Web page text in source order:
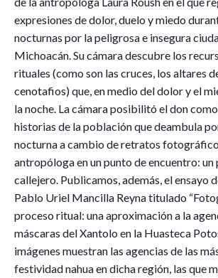
expresiones de dolor, duelo y miedo
nocturnas por la peligrosa e insegura
Michoacán. Su cámara descubre los
rituales (como son las cruces, los altares
cenotafios) que, en medio del dolor y el
la noche. La cámara posibilitó el don
historias de la población que deambula
nocturna a cambio de retratos
antropóloga en un punto de encuentro:
callejero. Publicamos, además, el ensayo
Pablo Uriel Mancilla Reyna titulado
proceso ritual: una aproximación a la
máscaras del Xantolo en la Huasteca
imágenes muestran las agencias de las
festividad nahua en dicha región, las que